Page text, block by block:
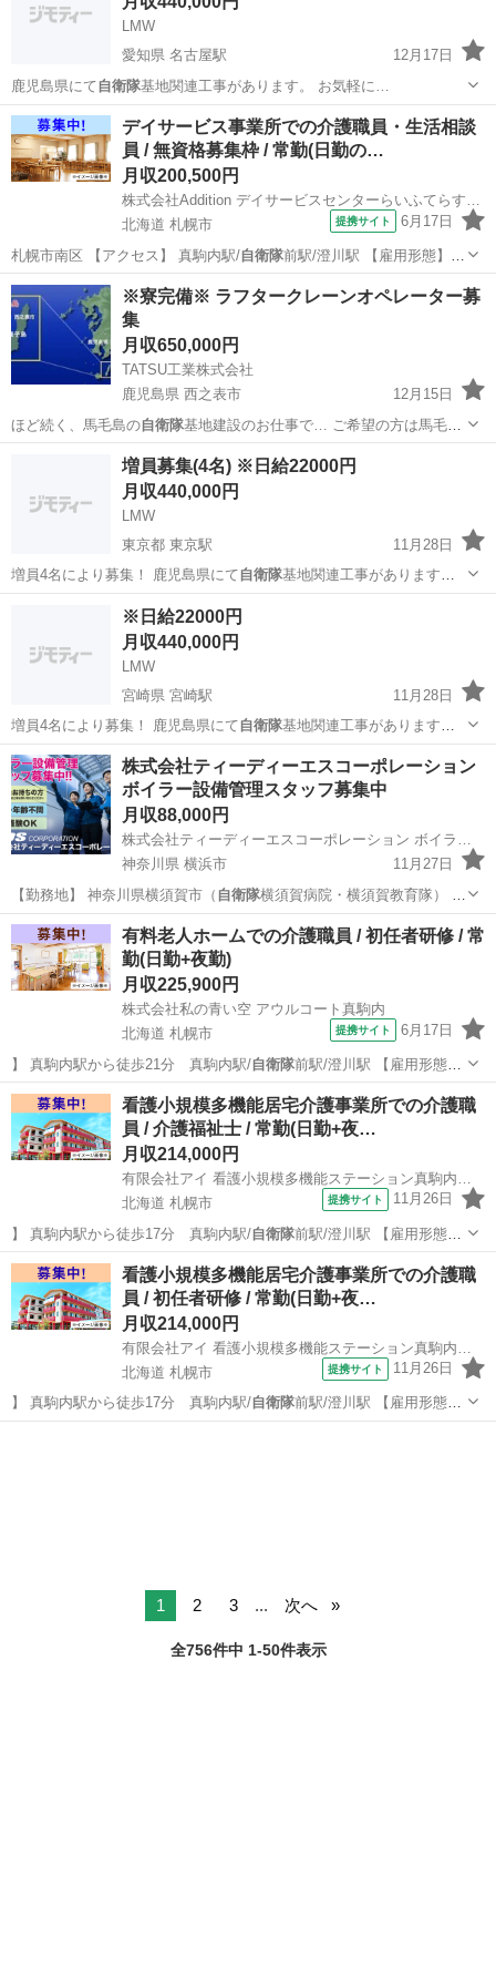
LMW
愛知県 名古屋駅
12月17日
鹿児島県にて自衛隊 基地関連工事があります。 お気軽に…
愛知 名古屋市 名古屋駅 土木 オペ
デイサービス事業所での介護職員・生活相談
員 / 無資格募集枠 / 常勤(日勤の…
月収200,500円
株式会社Addition デイサービスセンターらいふてらす川沿
北海道 札幌市
提携サイト 6月17日
札幌市南区 【アクセス】 真駒内駅/自衛隊前駅/澄川駅 【雇用形態】常
勤(日勤…
北海道 札幌市 介護士
※寮完備※ ラフタークレーンオペレーター募
集
月収650,000円
TATSU工業株式会社
鹿児島県 西之表市
12月15日
ほど続く、馬毛島の自衛隊基地建設のお仕事で… ご希望の方は馬毛島
自衛隊基地が完工した後も…
西之表市 その他
増員募集(4名) ※日給22000円
月収440,000円
LMW
東京都 東京駅
11月28日
増員4名により募集！ 鹿児島県にて自衛隊基地関連工事があります。
気になる方…
東京駅 土木
※日給22000円
月収440,000円
LMW
宮崎県 宮崎駅
11月28日
増員4名により募集！ 鹿児島県にて自衛隊基地関連工事があります。
気になる方…
宮崎 宮崎市 宮崎駅
株式会社ティーディーエスコーポレーション
ボイラー設備管理スタッフ募集中
月収88,000円
株式会社ティーディーエスコーポレーション ボイラー設備管理スタッフ募集中
神奈川県 横浜市
11月27日
【勤務地】 神奈川県横須賀市（ 自衛隊横須賀病院・横須賀教育隊） ■
応…
神奈川 横浜市 品質管理
有料老人ホームでの介護職員 / 初任者研修 / 常
勤(日勤+夜勤)
月収225,900円
株式会社私の青い空 アウルコート真駒内
北海道 札幌市
提携サイト 6月17日
】 真駒内駅から徒歩21分 真駒内駅/自衛隊前駅/澄川駅 【雇用形態】
常勤(日勤…
北海道 札幌市 介護福祉士
看護小規模多機能居宅介護事業所での介護職
員 / 介護福祉士 / 常勤(日勤+夜…
月収214,000円
北海道 札幌市
提携サイト 11月26日
】 真駒内駅から徒歩17分 真駒内駅/自衛隊前駅/澄川駅 【雇用形態】
常勤(日勤…
北海道 札幌市 介護福祉士
看護小規模多機能居宅介護事業所での介護職
員 / 初任者研修 / 常勤(日勤+夜…
月収214,000円
北海道 札幌市
提携サイト 11月26日
】 真駒内駅から徒歩17分 真駒内駅/自衛隊前駅/澄川駅 【雇用形態】
常勤(日勤…
1 2 3 ... 次へ
全756件中 1-50件表示